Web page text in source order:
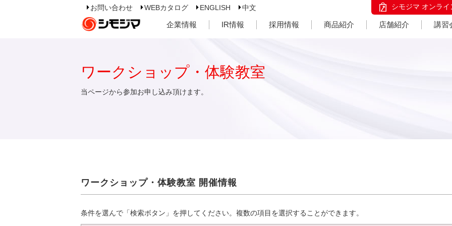
お問い合わせ WEBカタログ ENGLISH 中文 シモジマ オンラ
企業情報 IR情報 採用情報 商品紹介 店舗紹介 講習
ワークショップ・体験教室
当ページから参加お申し込み頂けます。
ワークショップ・体験教室 開催情報
条件を選んで「検索ボタン」を押してください。複数の項目を選択することができます。